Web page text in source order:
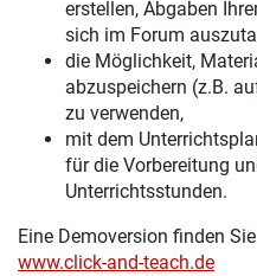
erstellen, Abgaben
sich im Forum
die Möglichkeit,
abzuspeichern (z.B.
zu verwenden,
mit dem
für die Vorbereitung
Unterrichtsstunden.
Eine Demoversion finden
www.click-and-teach.de